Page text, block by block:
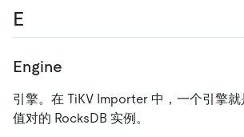
E
Engine
引擎。在 TiKV Importer 中，一个引擎
值对的 RocksDB 实例。